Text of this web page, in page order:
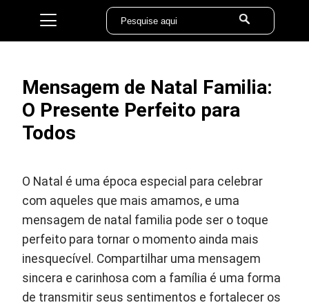
Mensagem de Natal Familia:
O Presente Perfeito para
Todos
O Natal é uma época especial para celebrar
com aqueles que mais amamos, e uma
mensagem de natal familia pode ser o toque
perfeito para tornar o momento ainda mais
inesquecível. Compartilhar uma mensagem
sincera e carinhosa com a família é uma forma
de transmitir seus sentimentos e fortalecer os